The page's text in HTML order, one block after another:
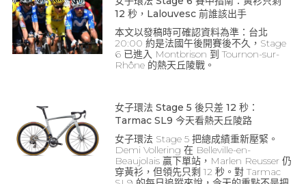
12 秒，Lalouvesc 前誰該出手
本文以發稿時可確認資料為準：台北
20:00 約是法國午後開賽後不久，Stage
6 已進入 Montbrison 到 Tournon-sur-
Rhône 的熱天丘陵戰。
女子環法 Stage 5 後只差 12 秒：
Tarmac SL9 今天看熱天丘陵路
女子環法 Stage 5 把總成績重新壓緊。
Demi Vollering 在 Belleville-en-
Beaujolais 贏下單站，Marlen Reusser 仍
穿黃衫，但領先只剩 12 秒。對 Tarmac